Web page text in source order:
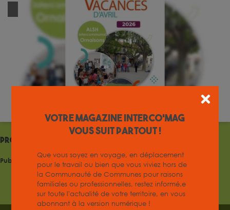
Programme des vacances d’été – ALSH d’Ornaisons
Publié le : 23 juin 2026
Votre magazine INTERCO'MAG
vous suit partout !
Que vous soyez en voyage, en déplacement
pour le travail ou bien que vous viviez hors de
la Communauté de Communes pour raisons
familiales ou professionnelles, restez informé.e
sur toute l'actualité de votre territoire, en vous
abonnant à la version numérique !